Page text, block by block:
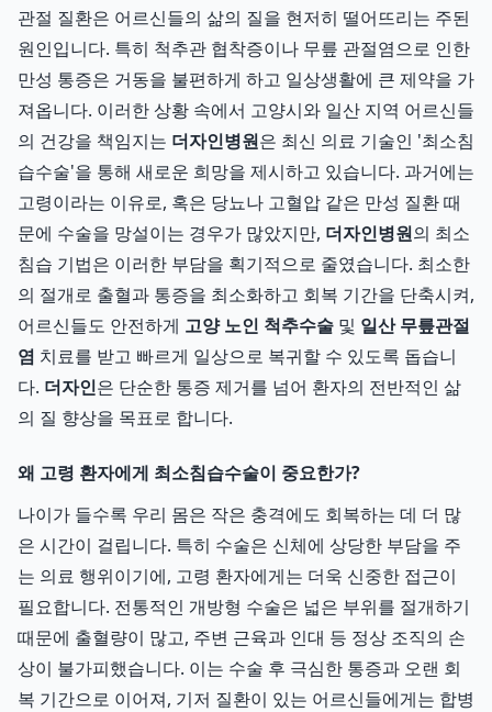
관절 질환은 어르신들의 삶의 질을 현저히 떨어뜨리는 주된
원인입니다. 특히 척추관 협착증이나 무릎 관절염으로 인한
만성 통증은 거동을 불편하게 하고 일상생활에 큰 제약을 가
져옵니다. 이러한 상황 속에서 고양시와 일산 지역 어르신들
의 건강을 책임지는 더자인병원은 최신 의료 기술인 '최소침
습수술'을 통해 새로운 희망을 제시하고 있습니다. 과거에는
고령이라는 이유로, 혹은 당뇨나 고혈압 같은 만성 질환 때
문에 수술을 망설이는 경우가 많았지만, 더자인병원의 최소
침습 기법은 이러한 부담을 획기적으로 줄였습니다. 최소한
의 절개로 출혈과 통증을 최소화하고 회복 기간을 단축시켜,
어르신들도 안전하게 고양 노인 척추수술 및 일산 무릎관절
염 치료를 받고 빠르게 일상으로 복귀할 수 있도록 돕습니
다. 더자인은 단순한 통증 제거를 넘어 환자의 전반적인 삶
의 질 향상을 목표로 합니다.
왜 고령 환자에게 최소침습수술이 중요한가?
나이가 들수록 우리 몸은 작은 충격에도 회복하는 데 더 많
은 시간이 걸립니다. 특히 수술은 신체에 상당한 부담을 주
는 의료 행위이기에, 고령 환자에게는 더욱 신중한 접근이
필요합니다. 전통적인 개방형 수술은 넓은 부위를 절개하기
때문에 출혈량이 많고, 주변 근육과 인대 등 정상 조직의 손
상이 불가피했습니다. 이는 수술 후 극심한 통증과 오랜 회
복 기간으로 이어져, 기저 질환이 있는 어르신들에게는 합병